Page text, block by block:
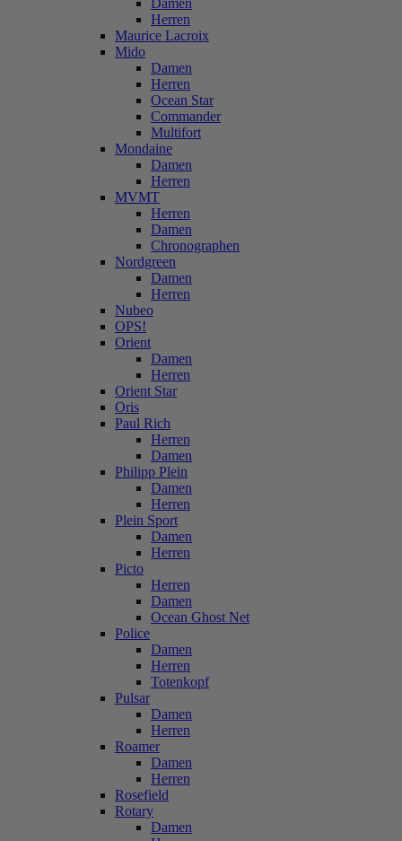
Damen
Herren
Maurice Lacroix
Mido
Damen
Herren
Ocean Star
Commander
Multifort
Mondaine
Damen
Herren
MVMT
Herren
Damen
Chronographen
Nordgreen
Damen
Herren
Nubeo
OPS!
Orient
Damen
Herren
Orient Star
Oris
Paul Rich
Herren
Damen
Philipp Plein
Damen
Herren
Plein Sport
Damen
Herren
Picto
Herren
Damen
Ocean Ghost Net
Police
Damen
Herren
Totenkopf
Pulsar
Damen
Herren
Roamer
Damen
Herren
Rosefield
Rotary
Damen